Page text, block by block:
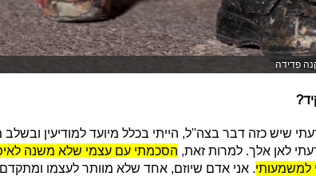
פדידה
שיש כזה דבר בצה''ל, הייתי בכלל מיועד למודיעין ובשלב
לאן אלך. למרות זאת, הסכמתי עם עצמי שלא משנה
למשמעותי. אני אדם שיוזם, אחד שלא מוותר לעצמו